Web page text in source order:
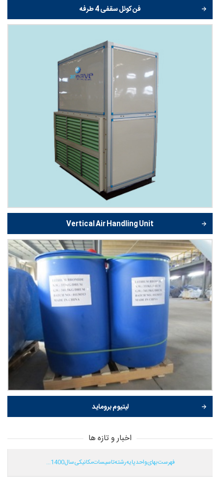
فن کوئل سقفی 4 طرفه
Vertical Air Handling Unit
لیتیوم بروماید
اخبار و تازه ها
فهرست بهای واحد پایه رشته تاسیسات مکانیکی سال 1400...